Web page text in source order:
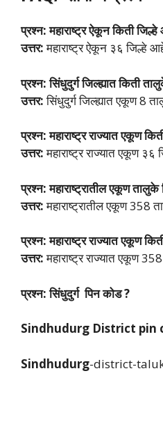
प्रश्न: महाराष्ट्र ऐकून किती
उत्तर:महाराष्ट्र ऐकून ३६ जिल्हे
प्रश्न: सिंधुदुर्ग जिल्ह्यात किती
उत्तर:सिंधुदुर्ग जिल्ह्यात एकूण 8
प्रश्न: महाराष्ट्र राज्यात एकूण
उत्तर:महाराष्ट्र राज्यात एकूण
प्रश्न: महाराष्ट्रातील एकूण
उत्तर:महाराष्ट्रातील एकूण 358
प्रश्न: महाराष्ट्र राज्यात एकूण
उत्तर:महाराष्ट्र राज्यात एकूण
प्रश्न: सिंधुदुर्ग पिन कोड ?
Sindhudurg District pin
Sindhudurg-district-